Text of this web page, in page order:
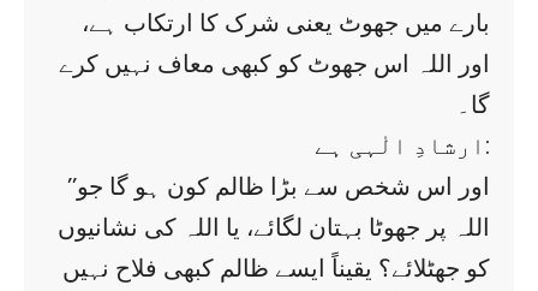
بارے میں جھوٹ یعنی شرک کا ارتکاب ہے،
اور اللہ اس جھوٹ کو کبھی معاف نہیں کرے
گا۔
ارشادِ الٰہی ہے:
’’اور اس شخص سے بڑا ظالم کون ہو گا جو
اللہ پر جھوٹا بہتان لگائے، یا اللہ کی نشانیوں
کو جھٹلائے؟ یقیناً ایسے ظالم کبھی فلاح نہیں